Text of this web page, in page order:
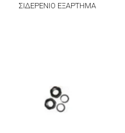
ΣΙΔΕΡΕΝΙΟ ΕΞΑΡΤΗΜΑ